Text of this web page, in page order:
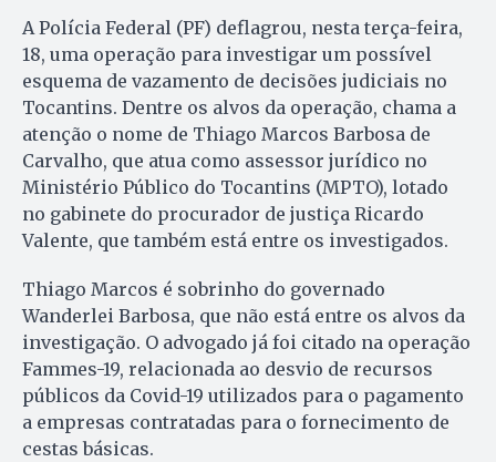
A Polícia Federal (PF) deflagrou, nesta terça-feira,
18, uma operação para investigar um possível
esquema de vazamento de decisões judiciais no
Tocantins. Dentre os alvos da operação, chama a
atenção o nome de Thiago Marcos Barbosa de
Carvalho, que atua como assessor jurídico no
Ministério Público do Tocantins (MPTO), lotado
no gabinete do procurador de justiça Ricardo
Valente, que também está entre os investigados.
Thiago Marcos é sobrinho do governado
Wanderlei Barbosa, que não está entre os alvos da
investigação. O advogado já foi citado na operação
Fammes-19, relacionada ao desvio de recursos
públicos da Covid-19 utilizados para o pagamento
a empresas contratadas para o fornecimento de
cestas básicas.